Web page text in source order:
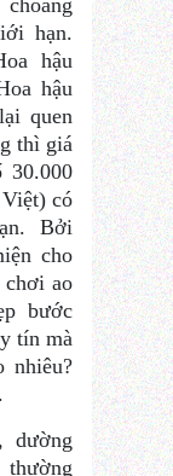
hạn.
hậu
hậu
quen
thì giá
30.000
có
Bởi
cho
chơi ao
bước
tín mà
nhiêu?
dường